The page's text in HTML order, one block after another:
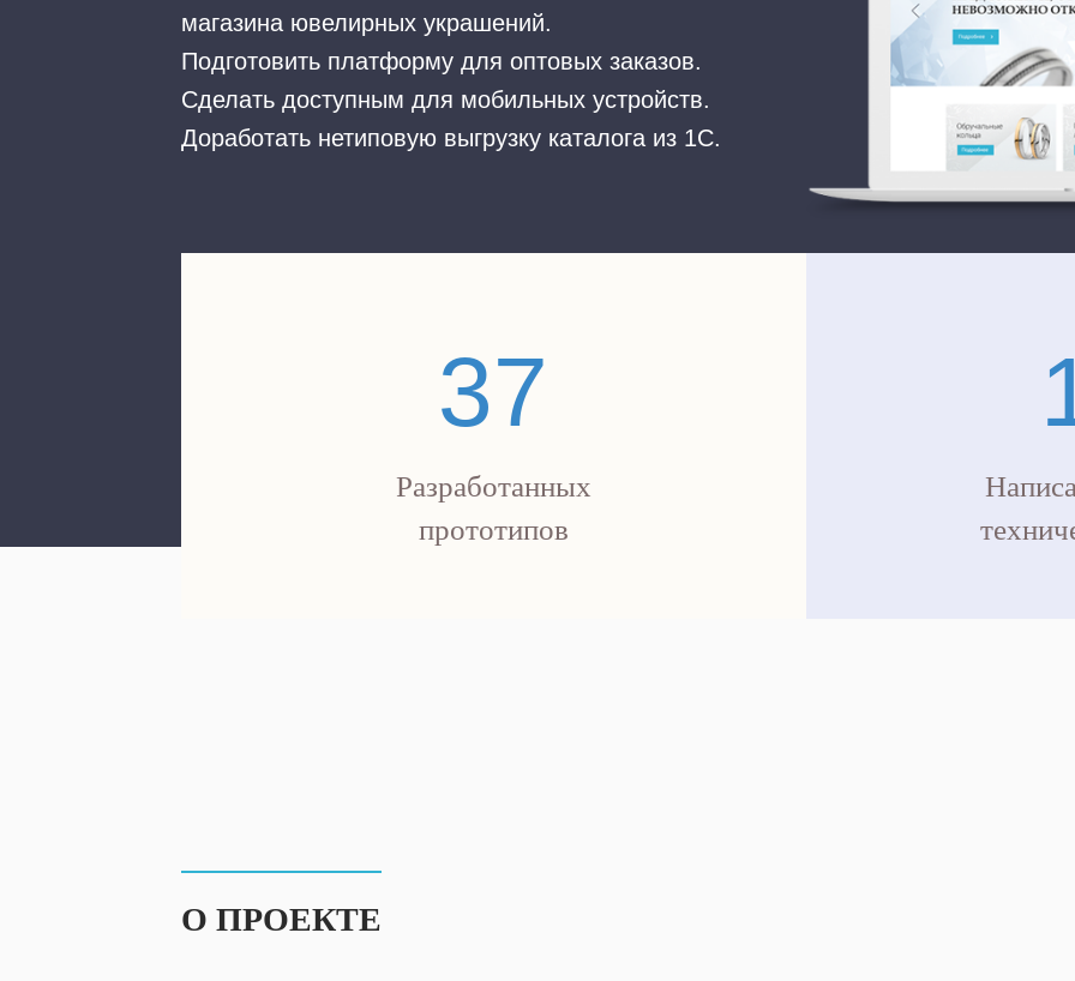
магазина ювелирных украшений.
Подготовить платформу для оптовых заказов.
Сделать доступным для мобильных устройств.
Доработать нетиповую выгрузку каталога из 1С.
37
Разработанных
прототипов
О ПРОЕКТЕ
Заявка
отправлена